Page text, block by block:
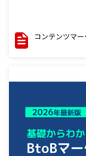
コンテンツマ